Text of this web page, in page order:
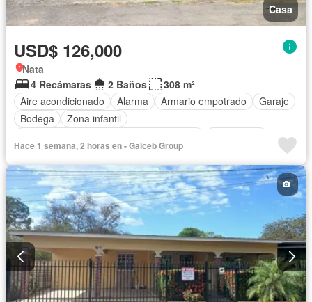
Casa
USD$ 126,000
Nata
4 Recámaras
2 Baños
308 m²
Aire acondicionado
Alarma Armario empotrado
Garaje
Bodega
Zona infantil
Cocina equipada
Jardín Cocina integral
Vista panorámica
Seguridad Agua Patio
Hace 1 semana, 2 horas en - Galceb Group